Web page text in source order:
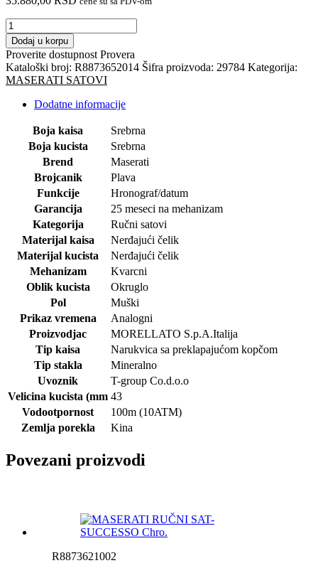
MASERATI
RUČNI
SAT-
VELOCITA
Chro.
količina
Dodaj u korpu
Proverite dostupnost Provera
Kataloški broj: R8873652014 Šifra proizvoda: 29784 Kategorija:
MASERATI SATOVI
Dodatne informacije
Boja kaisa
Srebrna
Boja kucista
Srebrna
Brend
Maserati
Brojcanik
Plava
Funkcije
Hronograf/datum
Garancija
25 meseci na mehanizam
Kategorija
Ručni satovi
Materijal kaisa
Nerđajući čelik
Materijal kucista
Nerđajući čelik
Mehanizam
Kvarcni
Oblik kucista
Okruglo
Pol
Muški
Prikaz vremena
Analogni
Proizvodjac
MORELLATO S.p.A.Italija
Tip kaisa
Narukvica sa preklapajućom kopčom
Tip stakla
Mineralno
Uvoznik
T-group Co.d.o.o
Velicina kucista (mm 43
Vodootpornost
100m (10ATM)
Zemlja porekla
Kina
Povezani proizvodi
R8873621002